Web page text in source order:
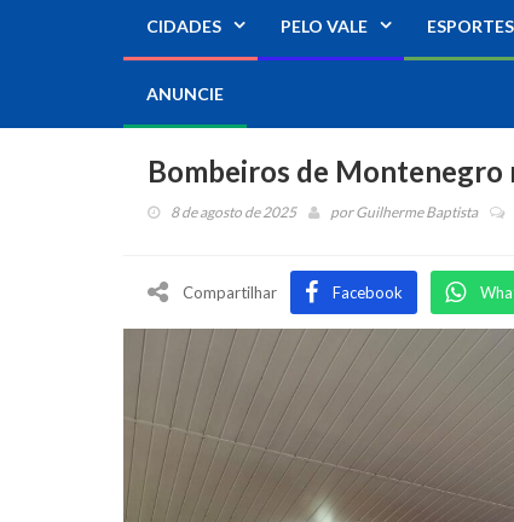
CIDADES PELO VALE ESPORTES
ANUNCIE
Bombeiros de Montenegro
8 de agosto de 2025 porGuilherme Baptista
Compartilhar Facebook